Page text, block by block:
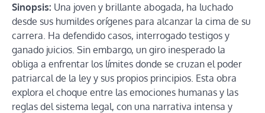
Sinopsis: Una joven y brillante abogada, ha luchado
desde sus humildes orígenes para alcanzar la cima de su
carrera. Ha defendido casos, interrogado testigos y
ganado juicios. Sin embargo, un giro inesperado la
obliga a enfrentar los límites donde se cruzan el poder
patriarcal de la ley y sus propios principios. Esta obra
explora el choque entre las emociones humanas y las
reglas del sistema legal, con una narrativa intensa y